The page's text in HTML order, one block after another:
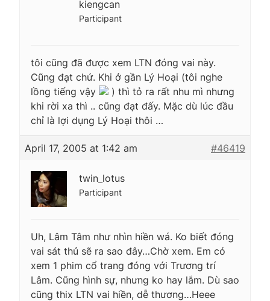
kiengcan
Participant
tôi cũng đã được xem LTN đóng vai này.
Cũng đạt chứ. Khi ở gần Lý Hoại (tôi nghe
lồng tiếng vậy
) thì tỏ ra rất nhu mì nhưng
khi rời xa thì .. cũng đạt đấy. Mặc dù lúc đầu
chỉ là lợi dụng Lý Hoại thôi …
April 17, 2005 at 1:42 am #46419
twin_lotus
Participant
Uh, Lâm Tâm như nhìn hiền wá. Ko biết đóng
vai sát thủ sẽ ra sao đây…Chờ xem. Em có
xem 1 phim cổ trang đóng với Trương trí
Lâm. Cũng hình sự, nhưng ko hay lắm. Dù sao
cũng thix LTN vai hiền, dễ thương…Heee